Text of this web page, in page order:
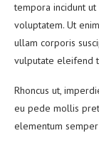
tempora incidunt
voluptatem. Ut
ullam corporis
vulputate eleifend
Rhoncus ut,
eu pede mollis
elementum